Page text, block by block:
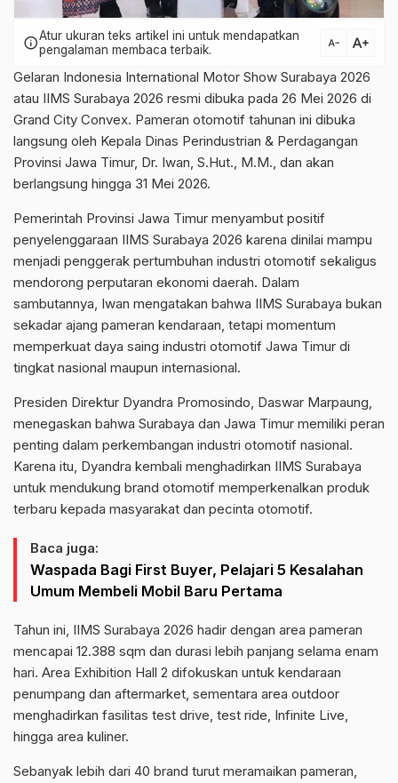
infoAtur ukuran teks artikel ini untuk mendapatkan
pengalaman membaca terbaik.
text_decrease text_increase
Gelaran Indonesia International Motor Show Surabaya 2026
atau IIMS Surabaya 2026 resmi dibuka pada 26 Mei 2026 di
Grand City Convex. Pameran otomotif tahunan ini dibuka
langsung oleh Kepala Dinas Perindustrian & Perdagangan
Provinsi Jawa Timur, Dr. Iwan, S.Hut., M.M., dan akan
berlangsung hingga 31 Mei 2026.
Pemerintah Provinsi Jawa Timur menyambut positif
penyelenggaraan IIMS Surabaya 2026 karena dinilai mampu
menjadi penggerak pertumbuhan industri otomotif sekaligus
mendorong perputaran ekonomi daerah. Dalam
sambutannya, Iwan mengatakan bahwa IIMS Surabaya bukan
sekadar ajang pameran kendaraan, tetapi momentum
memperkuat daya saing industri otomotif Jawa Timur di
tingkat nasional maupun internasional.
Presiden Direktur Dyandra Promosindo, Daswar Marpaung,
menegaskan bahwa Surabaya dan Jawa Timur memiliki peran
penting dalam perkembangan industri otomotif nasional.
Karena itu, Dyandra kembali menghadirkan IIMS Surabaya
untuk mendukung brand otomotif memperkenalkan produk
terbaru kepada masyarakat dan pecinta otomotif.
Baca juga:
Waspada Bagi First Buyer, Pelajari 5 Kesalahan
Umum Membeli Mobil Baru Pertama
Tahun ini, IIMS Surabaya 2026 hadir dengan area pameran
mencapai 12.388 sqm dan durasi lebih panjang selama enam
hari. Area Exhibition Hall 2 difokuskan untuk kendaraan
penumpang dan aftermarket, sementara area outdoor
menghadirkan fasilitas test drive, test ride, Infinite Live,
hingga area kuliner.
Sebanyak lebih dari 40 brand turut meramaikan pameran,